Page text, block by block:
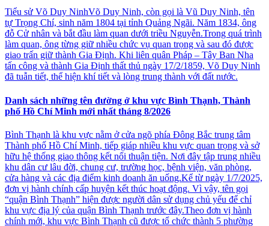
Tiểu sử Võ Duy NinhVõ Duy Ninh, còn gọi là Vũ Duy Ninh, tên
tự Trọng Chí, sinh năm 1804 tại tỉnh Quảng Ngãi. Năm 1834, ông
đỗ Cử nhân và bắt đầu làm quan dưới triều Nguyễn.Trong quá trình
làm quan, ông từng giữ nhiều chức vụ quan trọng và sau đó được
giao trấn giữ thành Gia Định. Khi liên quân Pháp – Tây Ban Nha
tấn công và thành Gia Định thất thủ ngày 17/2/1859, Võ Duy Ninh
đã tuẫn tiết, thể hiện khí tiết và lòng trung thành với đất nước.
Danh sách những tên đường ở khu vực Bình Thạnh, Thành
phố Hồ Chí Minh mới nhất tháng 8/2026
Bình Thạnh là khu vực nằm ở cửa ngõ phía Đông Bắc trung tâm
Thành phố Hồ Chí Minh, tiếp giáp nhiều khu vực quan trọng và sở
hữu hệ thống giao thông kết nối thuận tiện. Nơi đây tập trung nhiều
khu dân cư lâu đời, chung cư, trường học, bệnh viện, văn phòng,
cửa hàng và các địa điểm kinh doanh ăn uống.Kể từ ngày 1/7/2025,
đơn vị hành chính cấp huyện kết thúc hoạt động. Vì vậy, tên gọi
“quận Bình Thạnh” hiện được người dân sử dụng chủ yếu để chỉ
khu vực địa lý của quận Bình Thạnh trước đây.Theo đơn vị hành
chính mới, khu vực Bình Thạnh cũ được tổ chức thành 5 phường